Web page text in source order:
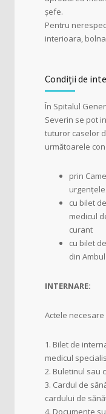
șefe.
Pentru
interioara,
Condiții de
În Spitalul
Severin se pot
tuturor caselor
următoarele
prin
cu bilet
medicul
curant
cu bilet
din
INTERNARE:
Actele
1. Bilet de
medicul
2. Buletinul sau
3. Cardul de
cardului de
4. Documente